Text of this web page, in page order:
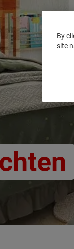
By
site